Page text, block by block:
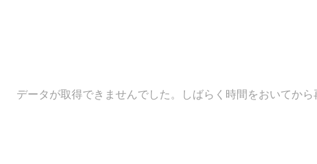
データが取得できませんでした。しばらく時間をおいてから